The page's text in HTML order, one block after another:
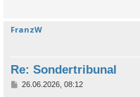
FranzW
Re: Sondertribunal
B26.06.2026, 08:12